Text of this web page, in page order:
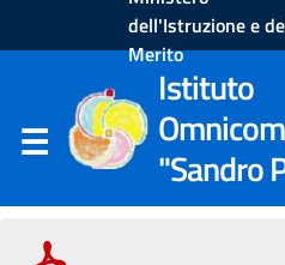
dell'Istruzione e
Merito
Istituto
"Sandro